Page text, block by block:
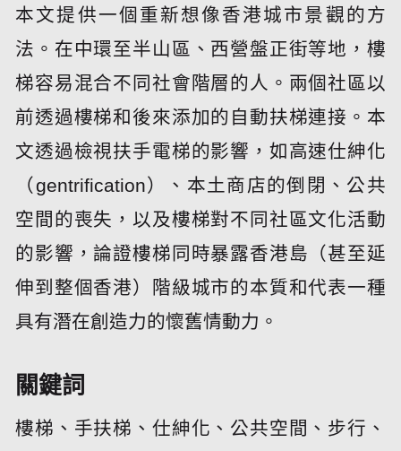
本文提供一個重新想像香港城市景觀的方
法。在中環至半山區、西營盤正街等地，樓
梯容易混合不同社會階層的人。兩個社區以
前透過樓梯和後來添加的自動扶梯連接。本
文透過檢視扶手電梯的影響，如高速仕紳化
（gentrification）、本土商店的倒閉、公共
空間的喪失，以及樓梯對不同社區文化活動
的影響，論證樓梯同時暴露香港島（甚至延
伸到整個香港）階級城市的本質和代表一種
具有潛在創造力的懷舊情動力。
關鍵詞
樓梯、手扶梯、仕紳化、公共空間、步行、